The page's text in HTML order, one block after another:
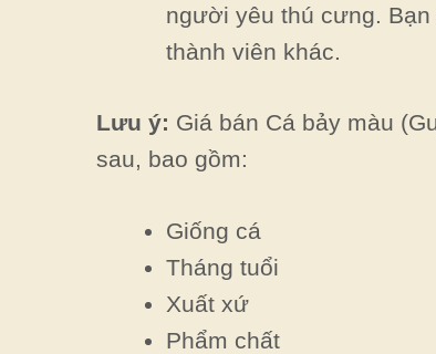
người yêu thú cưng.
thành viên khác.
Lưu ý: Giá bán Cá bảy màu
sau, bao gồm:
Giống cá
Tháng tuổi
Xuất xứ
Phẩm chất